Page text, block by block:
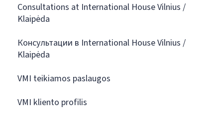
Consultations at International House Vilnius /
Klaipėda
Консультации в International House Vilnius /
Klaipėda
VMI teikiamos paslaugos
VMI kliento profilis